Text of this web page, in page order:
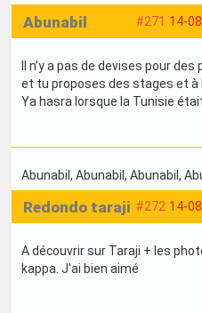
#271 14-
Abunabil
Il n’y a pas de devises pour
et tu proposes des stages et à
Ya hasra lorsque la Tunisie
Abunabil, Abunabil, Abunabil,
#272 14-
Redondo taraji
A découvrir sur Taraji + les
kappa. J'ai bien aimé